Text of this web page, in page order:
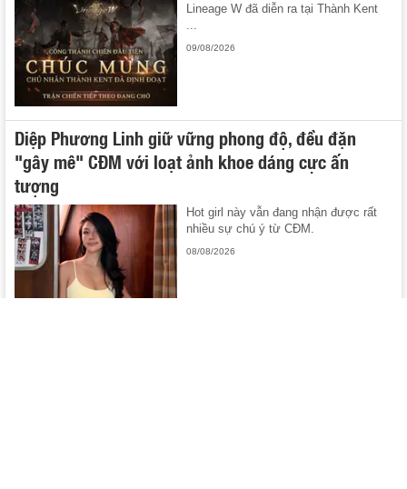
Lineage W đã diễn ra tại Thành Kent
09/08/2026
Diệp Phương Linh giữ vững phong độ, đều đặn
"gây mê" CĐM với loạt ảnh khoe dáng cực ấn
tượng
Hot girl này vẫn đang nhận được rất
nhiều sự chú ý từ CĐM.
08/08/2026